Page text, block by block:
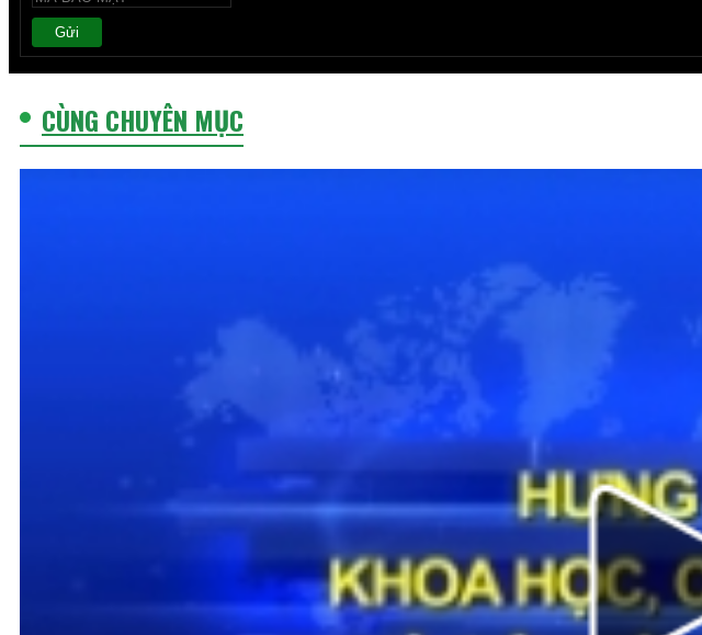
Gửi
CÙNG CHUYÊN MỤC